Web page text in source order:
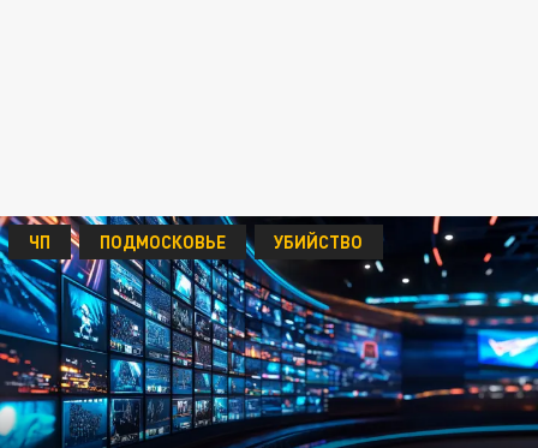
ЧП ПОДМОСКОВЬЕ УБИЙСТВО